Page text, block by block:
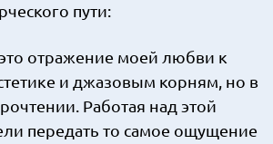
пути:
отражение моей любви к
и джазовым корням, но в
Работая над этой
передать то самое ощущение